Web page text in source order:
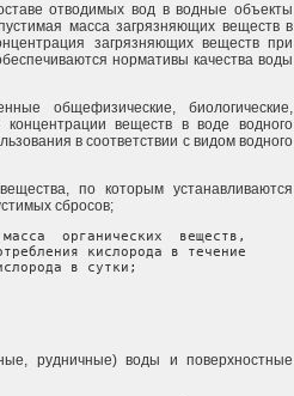
отводимых вод в водные объекты
масса загрязняющих веществ в
загрязняющих веществ при
нормативы качества воды
общефизические, биологические,
веществ в воде водного
в соответствии с видом водного
по которым устанавливаются
сбросов;
органических  веществ,
кислорода в течение
в сутки;
рудничные) воды и поверхностные